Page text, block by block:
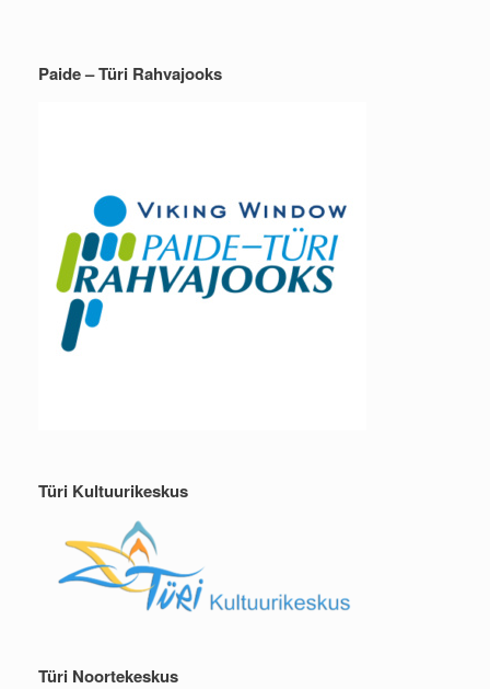
Paide – Türi Rahvajooks
Türi Kultuurikeskus
Türi Noortekeskus